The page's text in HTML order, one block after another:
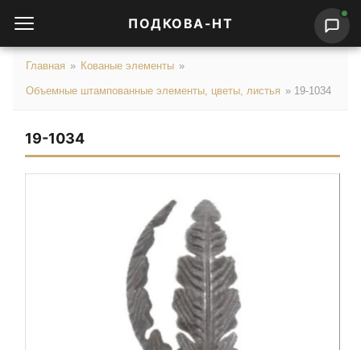
ПОДКОВА-НТ
Главная » Кованые элементы »
Объемные штампованные элементы, цветы, листья » 19-1034
19-1034